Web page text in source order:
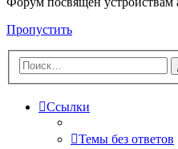
Пропустить
Ссылки
Темы без ответов